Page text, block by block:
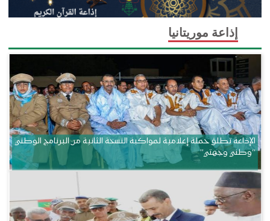
إذاعة موريتانيا
الإذاعة تطلق حملة إعلامية لمواكبة النسخة الثانية من البرنامج الوطني
“وطني وجهتي”